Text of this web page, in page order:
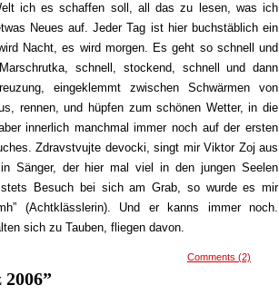
ich es schaffen soll, all das zu lesen, was ich
Neues auf. Jeder Tag ist hier buchstäblich ein
Nacht, es wird morgen. Es geht so schnell und
schnell, stockend, schnell und dann
eingeklemmt zwischen Schwärmen von
rennen, und hüpfen zum schönen Wetter, in die
innerlich manchmal immer noch auf der ersten
Zdravstvujte devocki, singt mir Viktor Zoj aus
Sänger, der hier mal viel in den jungen Seelen
Besuch bei sich am Grab, so wurde es mir
(Achtklässlerin). Und er kanns immer noch.
sich zu Tauben, fliegen davon.
Comments (2)
2006”